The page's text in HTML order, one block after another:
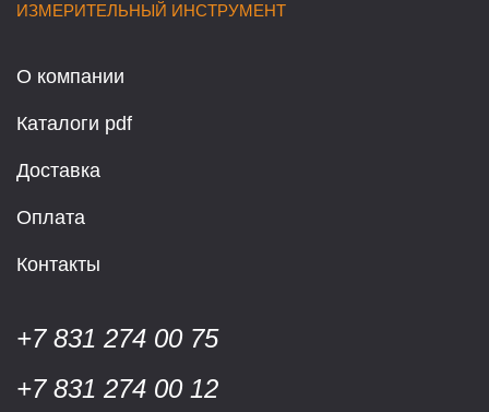
ИЗМЕРИТЕЛЬНЫЙ ИНСТРУМЕНТ
О компании
Каталоги pdf
Доставка
Оплата
Контакты
+7 831 274 00 75
+7 831 274 00 12